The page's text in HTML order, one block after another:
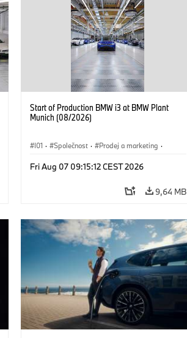
Start of Production BMW i3 at BMW Plant
Munich (08/2026)
I01 · Společnost · Prodej a marketing ·
Fri Aug 07 09:15:12 CEST 2026
9,64 MB